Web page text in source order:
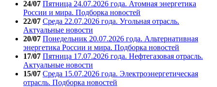
24/07 Пятница 24.07.2026 года. Атомная энергетика
России и мира. Подборка новостей
22/07 Среда 22.07.2026 года. Угольная отрасль.
Актуальные новости
20/07 Понедельник 20.07.2026 года. Альтернативная
энергетика России и мира. Подборка новостей
17/07 Пятница 17.07.2026 года. Нефтегазовая отрасль.
Актуальные новости
15/07 Среда 15.07.2026 года. Электроэнергетическая
отрасль. Подборка новостей